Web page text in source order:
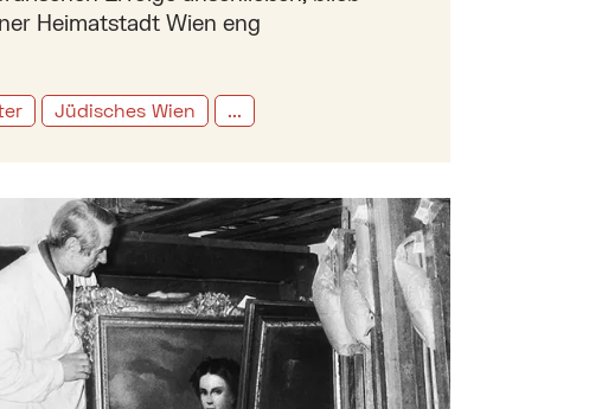
Heimatstadt Wien eng
Jüdisches Wien
und NS-Raubgut in der Präsidentenvilla